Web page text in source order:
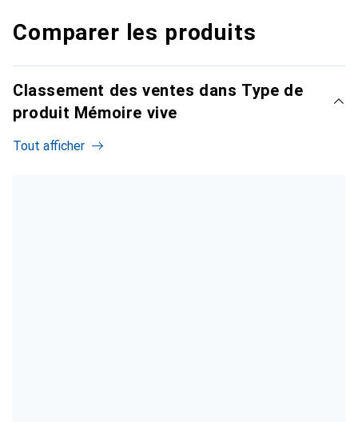
Comparer les produits
Classement des ventes dans Type de
produit Mémoire vive
Tout afficher